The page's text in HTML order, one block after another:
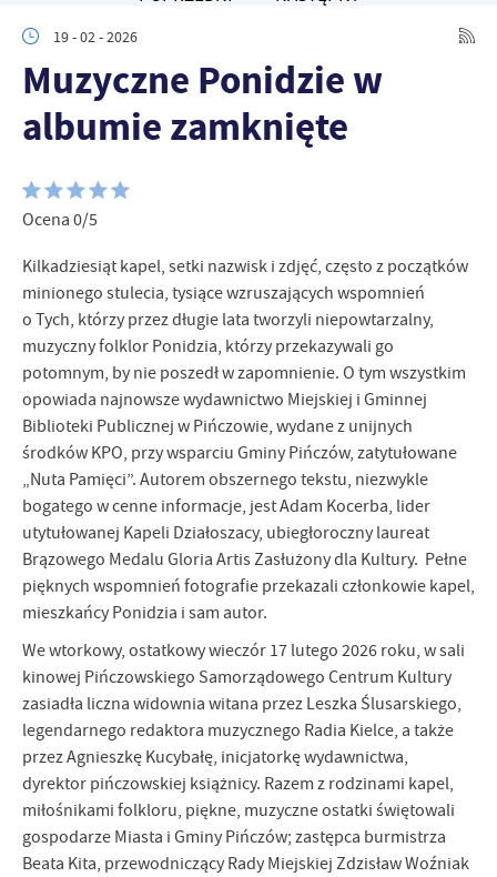
19 - 02 - 2026
Muzyczne Ponidzie w
albumie zamknięte
Ocena 0/5
Kilkadziesiąt kapel, setki nazwisk i zdjęć, często z początków
minionego stulecia, tysiące wzruszających wspomnień
o Tych, którzy przez długie lata tworzyli niepowtarzalny,
muzyczny folklor Ponidzia, którzy przekazywali go
potomnym, by nie poszedł w zapomnienie. O tym wszystkim
opowiada najnowsze wydawnictwo Miejskiej i Gminnej
Biblioteki Publicznej w Pińczowie, wydane z unijnych
środków KPO, przy wsparciu Gminy Pińczów, zatytułowane
„Nuta Pamięci”. Autorem obszernego tekstu, niezwykle
bogatego w cenne informacje, jest Adam Kocerba, lider
utytułowanej Kapeli Działoszacy, ubiegłoroczny laureat
Brązowego Medalu Gloria Artis Zasłużony dla Kultury. Pełne
pięknych wspomnień fotografie przekazali członkowie kapel,
mieszkańcy Ponidzia i sam autor.
We wtorkowy, ostatkowy wieczór 17 lutego 2026 roku, w sali
kinowej Pińczowskiego Samorządowego Centrum Kultury
zasiadła liczna widownia witana przez Leszka Ślusarskiego,
legendarnego redaktora muzycznego Radia Kielce, a także
przez Agnieszkę Kucybałę, inicjatorkę wydawnictwa,
dyrektor pińczowskiej książnicy. Razem z rodzinami kapel,
miłośnikami folkloru, piękne, muzyczne ostatki świętowali
gospodarze Miasta i Gminy Pińczów; zastępca burmistrza
Beata Kita, przewodniczący Rady Miejskiej Zdzisław Woźniak
personalizację określonych funkcjonalności czy prezentowanych
Dzięki tym plikom cookies możemy zapewnić Ci większy komfort
korzystania z funkcjonalności naszej strony poprzez dopasowanie
jej do Twoich indywidualnych preferencji. Wyrażenie zgody na
dostępność większej ilości funkcji na stronie.
Więcej
Analityczne pliki cookies pomagają nam rozwijać się i
dostosowywać do Twoich potrzeb.
wykorzystywania witryny internetowej, miejsca oraz częstotliwości,
z jaką odwiedzane są nasze serwisy www. Dane pozwalają nam na
ocenę naszych serwisów internetowych pod względem ich
popularności wśród użytkowników. Zgromadzone informacje są
przetwarzane w formie zanonimizowanej. Wyrażenie zgody na
analityczne pliki cookies gwarantuje dostępność wszystkich
funkcjonalności.
Więcej
Reklamowe
Dzięki reklamowym plikom cookies prezentujemy Ci najciekawsze
informacje i aktualności na stronach naszych partnerów.
Promocyjne pliki cookies służą do prezentowania Ci naszych
komunikatów na podstawie analizy Twoich upodobań oraz Twoich
zwyczajów dotyczących przeglądanej witryny internetowej. Treści
promocyjne mogą pojawić się na stronach podmiotów trzecich lub
firm będących naszymi partnerami oraz innych dostawców usług.
Firmy te działają w charakterze pośredników prezentujących nasze
treści w postaci wiadomości, ofert, komunikatów mediów
społecznościowych.
Więcej